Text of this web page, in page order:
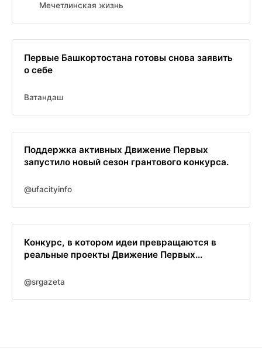
Мечетлинская жизнь
Первые Башкортостана готовы снова заявить
о себе
Ватандаш
Поддержка активных Движение Первых
запустило новый сезон грантового конкурса.
@ufacityinfo
Конкурс, в котором идеи превращаются в
реальные проекты Движение Первых...
@srgazeta